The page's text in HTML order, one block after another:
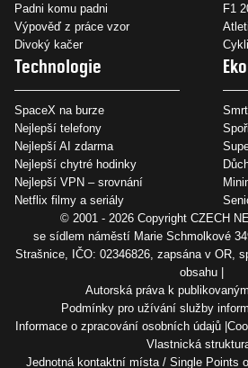
Padni komu padni
Výpověď z práce vzor
Divoký kačer
F1
Technologie
SpaceX na burze
Nejlepší telefony
Nejlepší AI zdarma
Nejlepší chytré hodinky
Nejlepší VPN – srovnání
Netflix filmy a seriály
© 2001 - 2026 Copyright CZECH
se sídlem náměstí Marie Schmolkové
Strašnice, IČO: 02346826, zapsána v OR,
obsahu
Autorská práva k
Podmínky pro užívání služby
Informace o zpracování osobních údajů
Vlastnická
Jednotná kontaktní místa / Single Points